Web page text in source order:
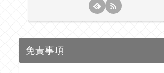
免責事項